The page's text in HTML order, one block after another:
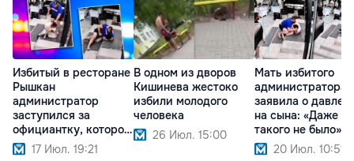
Избитый в ресторане
Рышкан
администратор
заступился за
официантку, которой
угрожали
17 Июл. 19:21
В одном из дворов
Кишинева жестоко
избили молодого
человека
26 Июл. 15:00
Мать избитого
администратора
заявила о
на сына: «Даже в
такого не было»
20 Июл. 10:51